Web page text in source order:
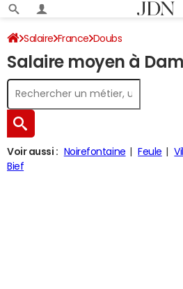
Salaire France Doubs
Salaire moyen à
Voir aussi : Noirefontaine Feule
Bief